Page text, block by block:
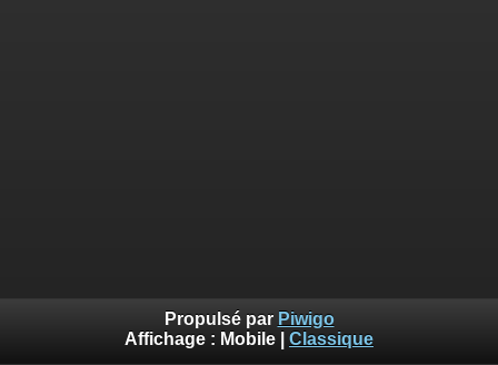
Propulsé par Piwigo
Affichage : Mobile Classique